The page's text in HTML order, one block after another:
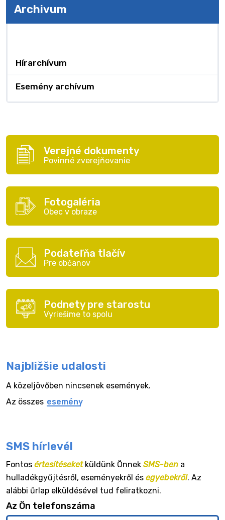
Archivum
Hírarchívum
Esemény archívum
Verejné dokumenty
Povinné zverejňovanie
Fotogaléria
Obec v obraze
Podateľňa tlačív
Pre občanov
Podnety pre starostu
Vyriešime to spolu
Najbližšie udalosti
A közeljövőben nincsenek események.
Az összes esemény
SMS hírlevél
Fontos értesítéseketküldünk Önnek SMS-ben a
hulladékgyűjtésről, eseményekről és egyebekről. Az
alábbi űrlap elküldésével tud feliratkozni.
Az Ön telefonszáma